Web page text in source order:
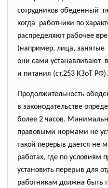
сотрудников обеденный
когда работники по
распределяют рабочее
(например, лица,
они сами устанавливают
и питания (ст.253 КЗоТ РФ).
Продолжительность
в законодательстве
более 2 часов.
правовыми нормами не
такой перерыв дается не
работах, где по условиям
установить перерыв для
работникам должна быть